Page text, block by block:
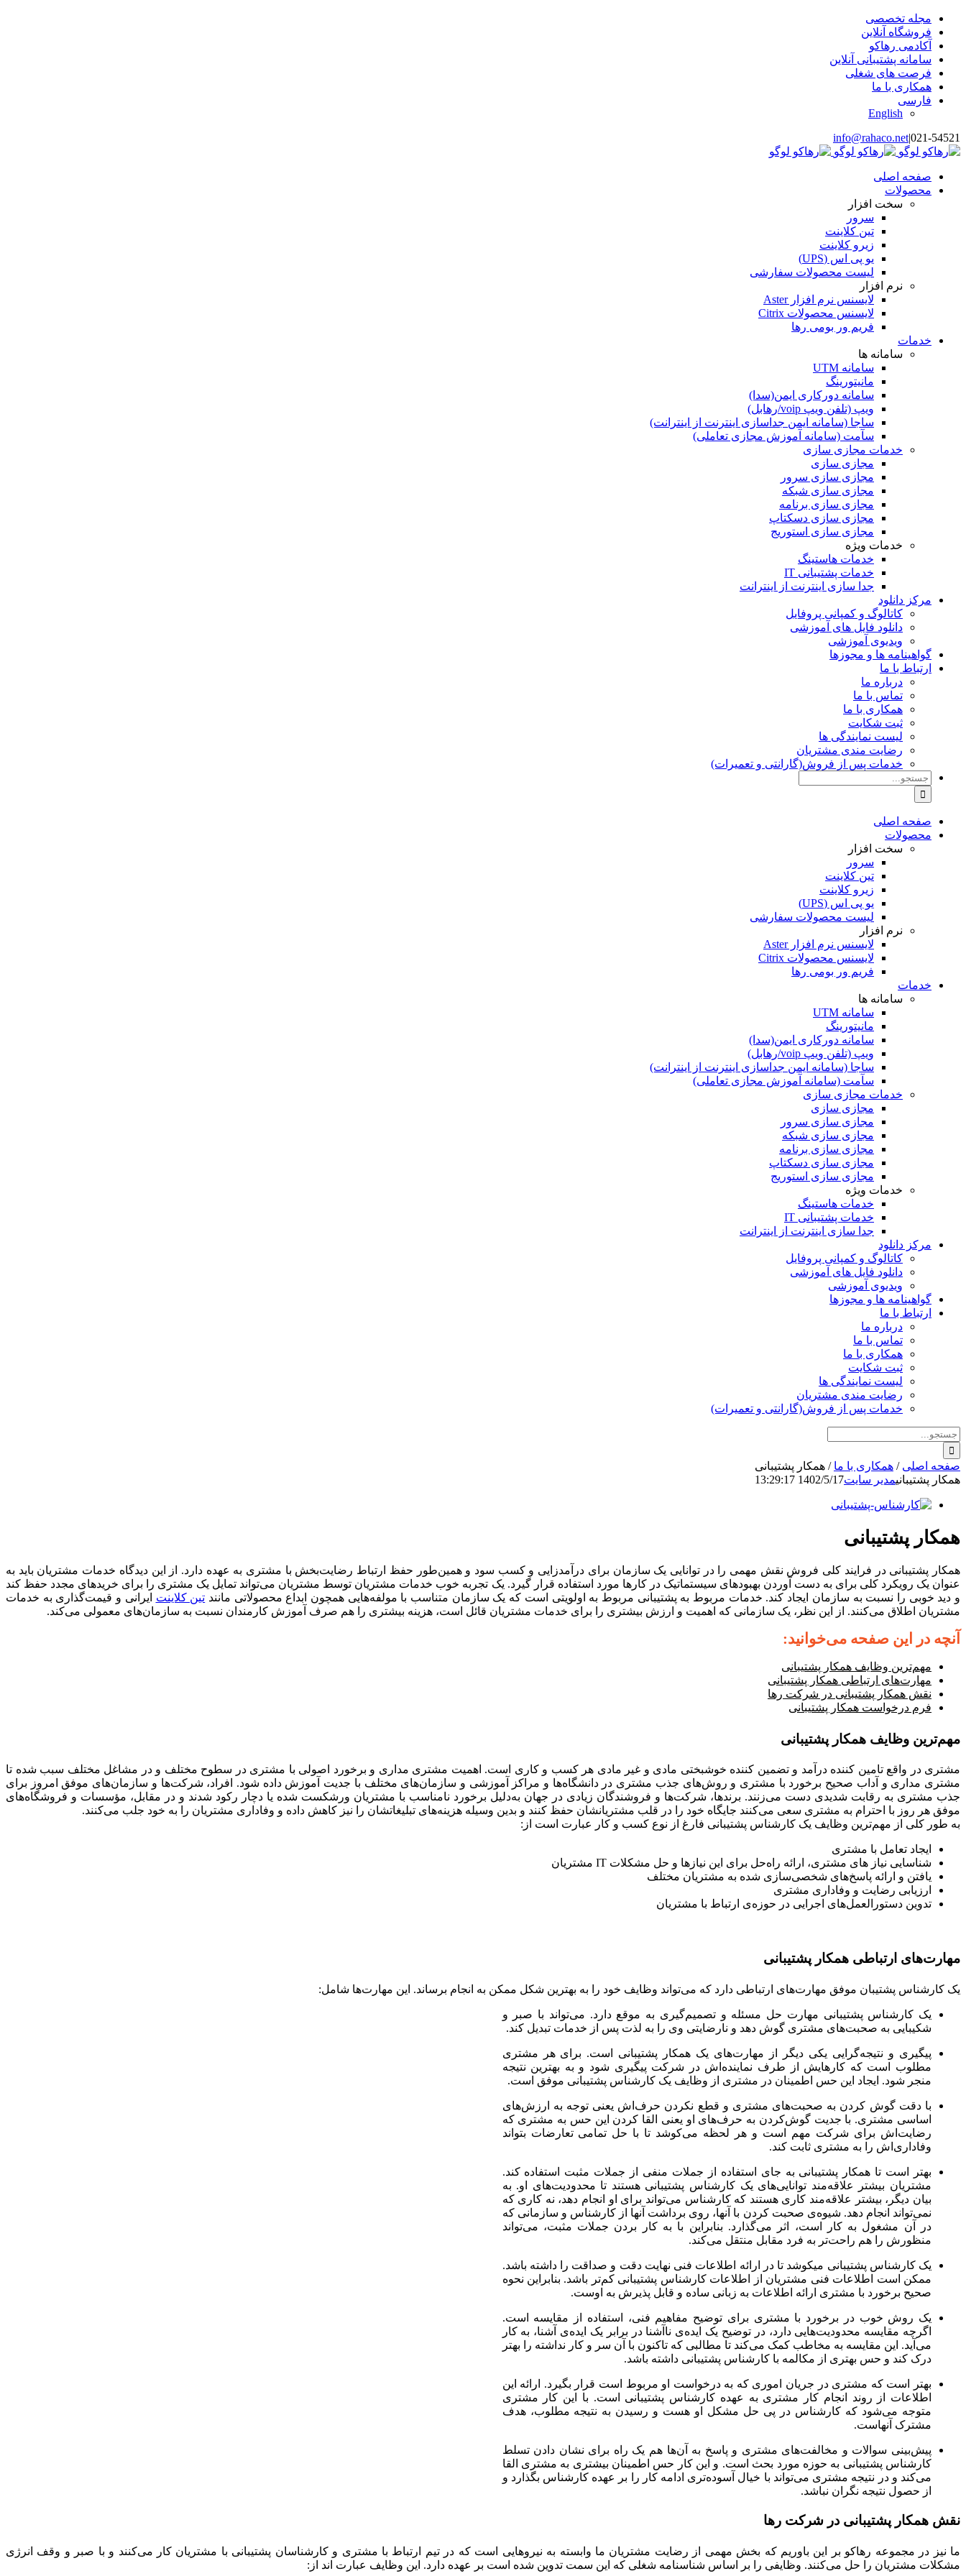
رفتن
محتوا
مجله تخصصی
فروشگاه آنلاین
آکادمی رهاکو
سامانه پشتیبانی آنلاین
فرصت های شغلی
همکاری با ما
فارسی
English
021-54521
|
info@rahaco.net
صفحه اصلی
محصولات
سخت افزار
سرور
تین کلاینت
زیرو کلاینت
یو پی اس (UPS)
لیست محصولات سفارشی
نرم افزار
لایسنس نرم افزار Aster
لایسنس محصولات Citrix
فریم ور بومی رها
خدمات
سامانه ها
سامانه UTM
مانیتورینگ
سامانه دورکاری ایمن(سدا)
ویپ (تلفن ویپ voip/رهابل)
ساجا (سامانه ایمن جداسازی اینترنت از اینترانت)
سآمت (سامانه آموزش مجازی تعاملی)
خدمات مجازی سازی
مجازی سازی
مجازی سازی سرور
مجازی سازی شبکه
مجازی ‌سازی برنامه‌
مجازی سازی دسکتاپ
مجازی سازی استوریج
خدمات ویژه
خدمات هاستینگ
خدمات پشتیبانی IT
جدا سازی اینترنت از اینترانت
مرکز دانلود
کاتالوگ و کمپانی پروفایل
دانلود فایل های آموزشی
ویدیوی آموزشی
گواهینامه ها و مجوزها
ارتباط با ما
درباره ما
تماس با ما
همکاری با ما
ثبت شکایت
لیست نمایندگی ها
رضایت مندی مشتریان
خدمات پس از فروش(گارانتی و تعمیرات)
جستجو
برای:
صفحه اصلی
محصولات
سخت افزار
سرور
تین کلاینت
زیرو کلاینت
یو پی اس (UPS)
لیست محصولات سفارشی
نرم افزار
لایسنس نرم افزار Aster
لایسنس محصولات Citrix
فریم ور بومی رها
خدمات
سامانه ها
سامانه UTM
مانیتورینگ
سامانه دورکاری ایمن(سدا)
ویپ (تلفن ویپ voip/رهابل)
ساجا (سامانه ایمن جداسازی اینترنت از اینترانت)
سآمت (سامانه آموزش مجازی تعاملی)
خدمات مجازی سازی
مجازی سازی
مجازی سازی سرور
مجازی سازی شبکه
مجازی ‌سازی برنامه‌
مجازی سازی دسکتاپ
مجازی سازی استوریج
خدمات ویژه
خدمات هاستینگ
خدمات پشتیبانی IT
جدا سازی اینترنت از اینترانت
مرکز دانلود
کاتالوگ و کمپانی پروفایل
دانلود فایل های آموزشی
ویدیوی آموزشی
گواهینامه ها و مجوزها
ارتباط با ما
درباره ما
تماس با ما
همکاری با ما
ثبت شکایت
لیست نمایندگی ها
رضایت مندی مشتریان
خدمات پس از فروش(گارانتی و تعمیرات)
جستجو
برای:
صفحه اصلی / همکاری با ما / همکار پشتیبانی
همکار پشتیبانیمدیر سایت1402/5/17 13:29:17
همکار پشتیبانی
همکار پشتیبانی در فرایند کلی فروش نقش مهمی را در توانایی یک سازمان برای درآمدزایی و کسب سود و همین‌طور حفظ ارتباط رضایت‌بخش با مشتری به عهده دارد. از این دیدگاه خدمات مشتریان باید به
عنوان یک رویکرد کلی برای به دست آوردن بهبودهای سیستماتیک در کارها مورد استفاده قرار گیرد. یک تجربه خوب خدمات مشتریان توسط مشتریان می‌تواند تمایل یک مشتری را برای خریدهای مجدد حفظ کند
و دید خوبی را نسبت به سازمان ایجاد کند. خدمات مربوط به پشتیبانی مربوط به اولویتی است که یک سازمان متناسب با مولفه‌هایی همچون ابداع محصولاتی مانند تین کلاینت ایرانی و قیمت‌گذاری به خدمات
مشتریان اطلاق می‌کنند. از این نظر، یک سازمانی که اهمیت و ارزش بیشتری را برای خدمات مشتریان قائل است، هزینه بیشتری را هم صرف آموزش کارمندان نسبت به سازمان‌های معمولی می‌کند.
آنچه در این صفحه می‌خوانید‌:
مهم‌ترین وظایف همکار پشتیبانی
مهارت‌های ارتباطی همکار پشتیبانی
نقش همکار پشتیبانی در شرکت رها
فرم درخواست همکار پشتیبانی
مهم‌ترین وظایف همکار پشتیبانی
مشتری در واقع تامین کننده درآمد و تضمین کننده خوشبختی مادی و غیر مادی هر کسب و کاری است. اهمیت مشتری مداری و برخورد اصولی با مشتری در سطوح مختلف و در مشاغل مختلف سبب شده تا
مشتری مداری و آداب صحیح برخورد با مشتری و روش‌های جذب مشتری در دانشگاه‌ها و مراکز آموزشی و سازمان‌های مختلف با جدیت آموزش داده شود. افراد، شرکت‌ها و سازمان‌های موفق امروز برای
جذب مشتری به رقابت شدیدی دست می‌زنند. برندها، شرکت‌ها و فروشندگان زیادی در جهان به‌دلیل برخورد نامناسب با مشتریان ورشکست شده یا دچار رکود شدند و در مقابل، مؤسسات و فروشگاه‌های
موفق هر روز با احترام به مشتری سعی می‌کنند جایگاه خود را در قلب مشتریانشان حفظ کنند و بدین وسیله هزینه‌های تبلیغاتشان را نیز کاهش داده و وفاداری مشتریان را به خود جلب می‌کنند.
به طور کلی از مهم‌ترین وظایف یک کارشناس پشتیبانی فارغ از نوع کسب و کار عبارت است از:
ایجاد تعامل با مشتری
شناسایی نیاز های مشتری، ارائه راه‌حل برای این نیازها و حل مشکلات IT مشتریان
یافتن و ارائه پاسخ‌های شخصی‌سازی شده به مشتریان مختلف
ارزیابی رضایت و وفاداری مشتری
تدوین دستورالعمل‌های اجرایی در حوزه‌ی ارتباط با مشتریان
مهارت‌های ارتباطی همکار پشتیبانی
یک کارشناس پشتیبان موفق مهارت‌های ارتباطی دارد که می‌تواند وظایف خود را به بهترین شکل ممکن به انجام برساند. این مهارت‌ها شامل:
یک کارشناس پشتیبانی مهارت حل مسئله و تصمیم‌گیری به موقع دارد. می‌تواند با صبر و
شکیبایی به صحبت‌های مشتری گوش دهد و نارضایتی وی را به لذت پس از خدمات تبدیل کند.
پیگیری و نتیجه‌گرایی یکی دیگر از مهارت‌های یک همکار پشتیبانی است. برای هر مشتری
مطلوب است که کارهایش از طرف نماینده‌اش در شرکت پیگیری شود و به بهترین نتیجه
منجر شود. ایجاد این حس اطمینان در مشتری از وظایف یک کارشناس پشتیبانی موفق است.
با دقت گوش کردن به صحبت‌های مشتری و قطع نکردن حرف‌اش یعنی توجه به ارزش‌های
اساسی مشتری. با جدیت گوش‌کردن به حرف‌های او یعنی القا کردن این حس به مشتری که
رضایت‌اش برای شرکت مهم است و هر لحظه می‌کوشد تا با حل تمامی تعارضات بتواند
وفاداری­‌اش را به مشتری ثابت کند.
بهتر است تا همکار پشتیبانی به جای استفاده از جملات منفی از جملات مثبت استفاده کند.
مشتریان بیشتر علاقه‌مند توانایی‌های یک کارشناس پشتیبانی هستند تا محدودیت‌های‌ او. به
بیان دیگر، بیشتر علاقه‌مند کاری هستند که کارشناس می‌تواند برای او انجام دهد، نه کاری که
نمی‌تواند انجام دهد. شیوه‌ی صحبت کردن با آنها، روی برداشت آنها از کارشناس و سازمانی که
در آن مشغول به کار است، اثر می‌گذارد. بنابراین با به کار بردن جملات مثبت، می‌تواند
منظورش را هم راحت‌تر به فرد مقابل منتقل می‌کند.
یک کارشناس پشتیبانی می­کوشد تا در ارائه اطلاعات فنی نهایت دقت و صداقت را داشته باشد.
ممکن است اطلاعات فنی مشتریان از اطلاعات کارشناس پشتیبانی کم‌تر باشد. بنابراین نحوه
صحیح برخورد با مشتری ارائه اطلاعات به زبانی ساده و قابل پذیرش به اوست.
یک روش خوب در برخورد با مشتری برای توضیح مفاهیم فنی، استفاده از مقایسه است.
اگرچه مقایسه محدودیت‌هایی دارد، در توضیح یک ایده‌ی ناآشنا در برابر یک ایده‌ی آشنا، به کار
می‌آید. این مقایسه به مخاطب کمک می‌کند تا مطالبی که تاکنون با آن سر و کار نداشته را بهتر
درک کند و حس بهتری از مکالمه با کارشناس پشتیبانی داشته باشد.
بهتر است که مشتری در جریان اموری که به درخواست او مربوط است قرار بگیرد. ارائه این
اطلاعات از روند انجام کار مشتری به عهده کارشناس پشتیبانی است. با این کار مشتری
متوجه می‌شود که کارشناس در پی حل مشکل او هست و رسیدن به نتیجه مطلوب، هدف
مشترک آنهاست.
پیش‌بینی سوالات و مخالفت‌های مشتری و پاسخ به آن‌ها هم یک راه برای نشان دادن تسلط
کارشناس پشتیبانی به حوزه مورد بحث است. و این کار حس اطمینان بیشتری به مشتری القا
می‌کند و در نتیجه مشتری می‌تواند با خیال آسوده‌تری ادامه کار را بر عهده کارشناس بگذارد و
از حصول نتیجه نگران نباشد.
نقش همکار پشتیبانی در شرکت رها
ما نیز در مجموعه رهاکو بر این باوریم که بخش مهمی از رضایت مشتریان ما وابسته به نیروهایی است که در تیم ارتباط با مشتری و کارشناسان پشتیبانی با مشتریان کار می‌کنند و با صبر و وقف انرژی
مشکلات مشتریان را حل می‌کنند. وظایفی را بر اساس شناسنامه شغلی که این سمت تدوین شده است بر عهده دارد. این وظایف عبارت اند از: